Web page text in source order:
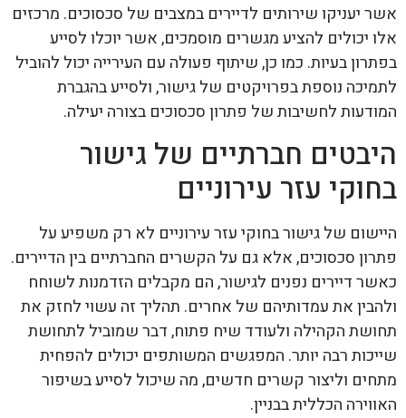
אשר יעניקו שירותים לדיירים במצבים של סכסוכים. מרכזים
אלו יכולים להציע מגשרים מוסמכים, אשר יוכלו לסייע
בפתרון בעיות. כמו כן, שיתוף פעולה עם העירייה יכול להוביל
לתמיכה נוספת בפרויקטים של גישור, ולסייע בהגברת
המודעות לחשיבות של פתרון סכסוכים בצורה יעילה.
היבטים חברתיים של גישור
בחוקי עזר עירוניים
היישום של גישור בחוקי עזר עירוניים לא רק משפיע על
פתרון סכסוכים, אלא גם על הקשרים החברתיים בין הדיירים.
כאשר דיירים נפנים לגישור, הם מקבלים הזדמנות לשוחח
ולהבין את עמדותיהם של אחרים. תהליך זה עשוי לחזק את
תחושת הקהילה ולעודד שיח פתוח, דבר שמוביל לתחושת
שייכות רבה יותר. המפגשים המשותפים יכולים להפחית
מתחים וליצור קשרים חדשים, מה שיכול לסייע בשיפור
האווירה הכללית בבניין.